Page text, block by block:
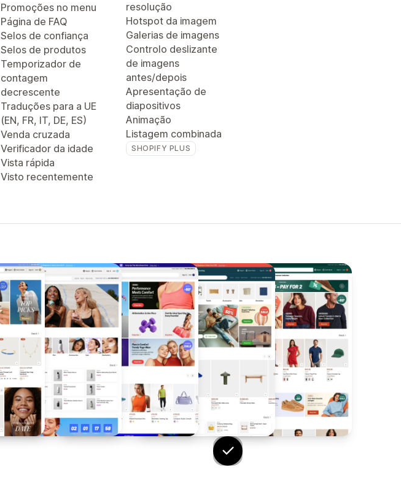
Promoções no menu
Página de FAQ
Selos de confiança
Selos de produtos
Temporizador de
contagem
decrescente
Traduções para a UE
(EN, FR, IT, DE, ES)
Venda cruzada
Verificador da idade
Vista rápida
Visto recentemente
resolução
Hotspot da imagem
Galerias de imagens
Controlo deslizante
de imagens
antes/depois
Apresentação de
diapositivos
Animação
Listagem combinada
SHOPIFY PLUS